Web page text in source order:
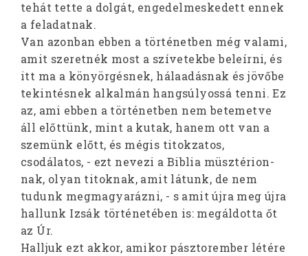
tehát tette a dolgát, engedelmeskedett ennek
a feladatnak.
Van azonban ebben a történetben még valami,
amit szeretnék most a szívetekbe beleírni, és
itt ma a könyörgésnek, hálaadásnak és jövőbe
tekintésnek alkalmán hangsúlyossá tenni. Ez
az, ami ebben a történetben nem betemetve
áll előttünk, mint a kutak, hanem ott van a
szemünk előtt, és mégis titokzatos,
csodálatos, - ezt nevezi a Biblia müsztérion-
nak, olyan titoknak, amit látunk, de nem
tudunk megmagyarázni, - s amit újra meg újra
hallunk Izsák történetében is: megáldotta őt
az Úr.
Halljuk ezt akkor, amikor pásztorember létére